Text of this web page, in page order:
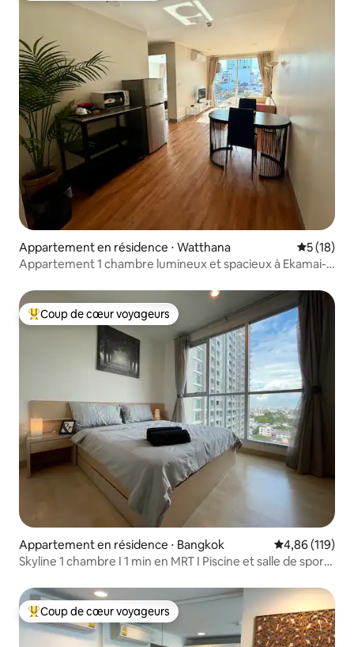
Appartement en résidence ⋅ Watthana
5 (18)
Appartement 1 chambre lumineux et spacieux à Ekamai-
Coups de cœur voyageurs les plus appréciés
Coup de cœur voyageurs
Appartement en résidence ⋅ Bangkok Évaluation
4,86 (119)
Skyline 1 chambre I 1 min en MRT I Piscine et salle de sport I
Coups de cœur voyageurs les plus appréciés
Coup de cœur voyageurs